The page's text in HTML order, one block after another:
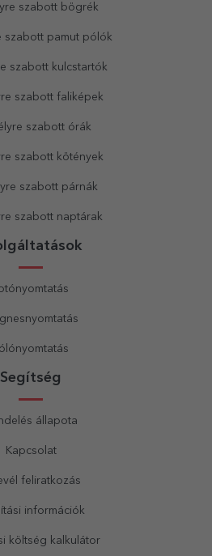
szabott bögrék
szabott pamut pólók
szabott kulcstartók
szabott faliképek
szabott órák
szabott kötények
szabott párnák
szabott naptárak
Segítség
állapota
Kapcsolat
feliratkozás
információk
költség kalkulátor